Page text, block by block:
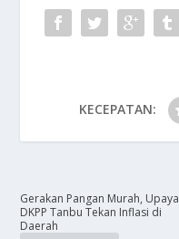
KECEPATAN:
Gerakan Pangan Murah, Upaya
DKPP Tanbu Tekan Inflasi di
Daerah